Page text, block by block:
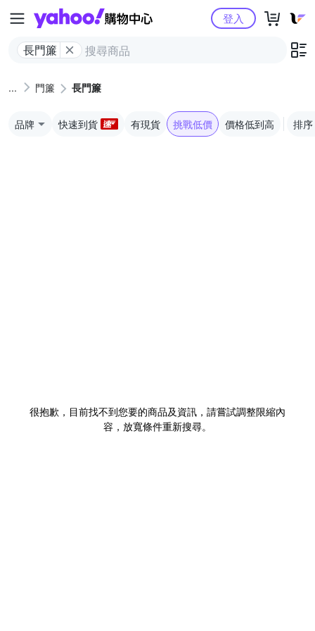
Yahoo購物中心
長門簾
登入
門簾 長門簾
品牌 快速到貨 有現貨 挑戰低價 價格低到高 排序
很抱歉，目前找不到您要的商品及資訊，請嘗試調整限縮內
容，放寬條件重新搜尋。